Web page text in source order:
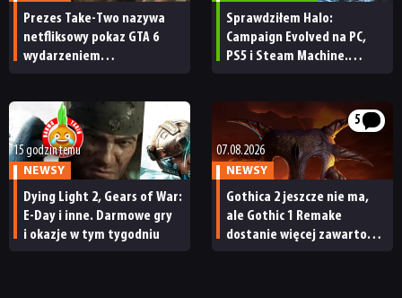
Prezes Take-Two nazywa
netfliksowy pokaz GTA 6
wydarzeniem
ma subskrybentów
Sprawdziłem Halo:
Campaign Evolved na PC,
PS5 i Steam Machine.
[RECENZJA TECHNICZNA]
15 godzin temu
NEWSY
Dying Light 2, Gears of War:
E-Day i inne. Darmowe gry
i okazje w tym tygodniu
5
07.08.2026
NEWSY
Gothica 2 jeszcze nie ma,
ale Gothic 1 Remake
dostanie więcej zawartości.